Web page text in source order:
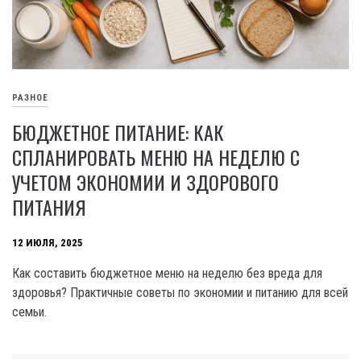
РАЗНОЕ
БЮДЖЕТНОЕ ПИТАНИЕ: КАК
СПЛАНИРОВАТЬ МЕНЮ НА НЕДЕЛЮ С
УЧЕТОМ ЭКОНОМИИ И ЗДОРОВОГО
ПИТАНИЯ
12 ИЮЛЯ, 2025
Как составить бюджетное меню на неделю без вреда для
здоровья? Практичные советы по экономии и питанию для всей
семьи.